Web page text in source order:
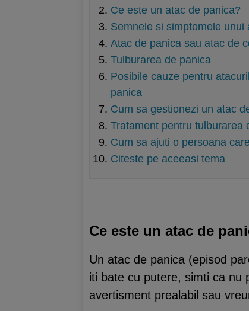
Ce este un atac de panica?
Semnele si simptomele unui
Atac de panica sau atac de
Tulburarea de panica
Posibile cauze pentru
panica
Cum sa gestionezi un atac
Tratament pentru tulburarea
Cum sa ajuti o persoana
Citeste pe aceeasi tema
Ce este un atac de
Un atac de panica (episod
iti bate cu putere, simti ca nu
avertisment prealabil sau